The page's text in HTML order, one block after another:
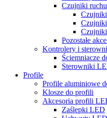
Czujniki ruchu
Pozostałe
Kontrolery i
Ściemniacze
Sterowniki
Profile
Profile aluminiowe
Klosze do profili
Akcesoria profili
Zaślepki LED